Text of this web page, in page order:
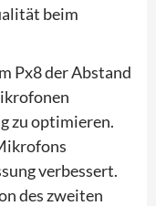
beim
Px8 der Abstand
zu optimieren.
verbessert.
des zweiten